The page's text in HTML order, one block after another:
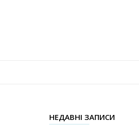
НЕДАВНІ ЗАПИСИ